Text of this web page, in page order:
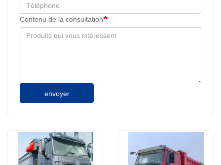
Contenu de la consultation
envoyer